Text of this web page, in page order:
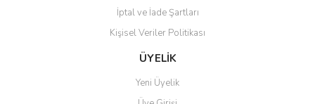
Gönder
İptal ve İade Şartları
Kişisel Veriler Politikası
ÜYELİK
Yeni Üyelik